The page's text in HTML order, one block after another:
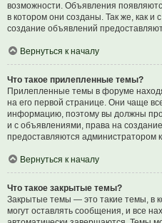
возможности. Объявления
в котором они созданы. Так же, как
создание объявлений
Вернуться к началу
Что такое прилепленные темы?
Прилепленные темы в форуме
на его первой странице. Они чаще
информацию, поэтому вы должны
и с объявлениями, права на
предоставляются администратором
Вернуться к началу
Что такое закрытые темы?
Закрытые темы — это такие темы, в
могут оставлять сообщения, и все